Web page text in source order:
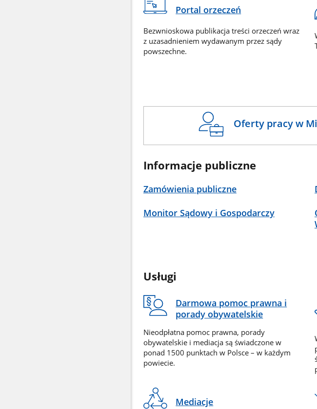
Portal orzeczeń
Bezwnioskowa publikacja treści orzeczeń wraz
z uzasadnieniem wydawanym przez sądy
powszechne.
Oferty pracy w
Informacje publiczne
Zamówienia publiczne
Monitor Sądowy i Gospodarczy
Usługi
Darmowa pomoc prawna i
porady obywatelskie
Nieodpłatna pomoc prawna, porady
obywatelskie i mediacja są świadczone w
ponad 1500 punktach w Polsce – w każdym
powiecie.
Mediacje